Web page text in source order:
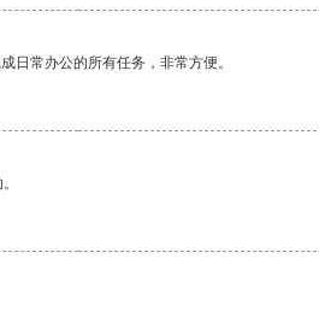
日常办公的所有任务，非常方便。